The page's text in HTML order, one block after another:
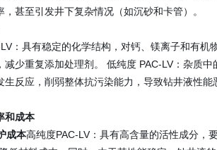
，甚至引发井下复杂情况（如沉砂和卡管）。
：具有稳定的化学结构，对钙、镁离子和有
减少重复添加处理剂。 低纯度 PAC-LV：杂质
生反应，削弱整体抗污染能力，导致钻井液性能
和成本
成本高纯度PAC-LV：具有高含量的活性成分，